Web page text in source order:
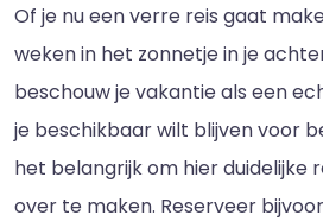
Of je nu een verre reis gaat
weken in het zonnetje in je
beschouw je vakantie als een
je beschikbaar wilt blijven voor
het belangrijk om hier duidelijke
over te maken. Reserveer